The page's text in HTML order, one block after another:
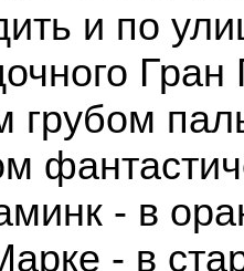
и по
грубом
- в
- в